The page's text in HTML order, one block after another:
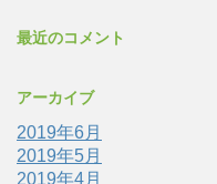
最近のコメント
アーカイブ
2019年6月
2019年5月
2019年4月